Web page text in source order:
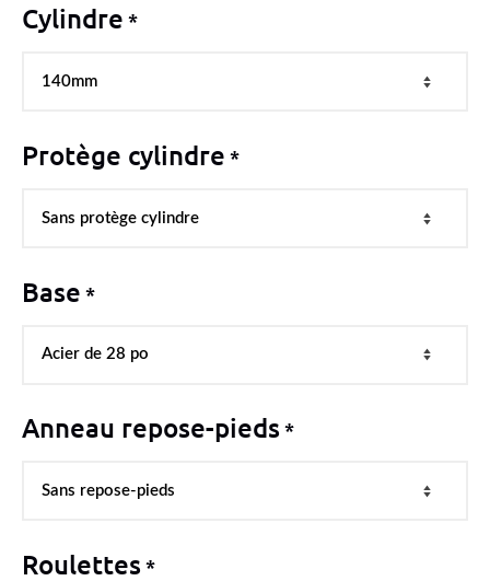
Cylindre *
Protège cylindre *
Base *
Anneau repose-pieds *
Roulettes *